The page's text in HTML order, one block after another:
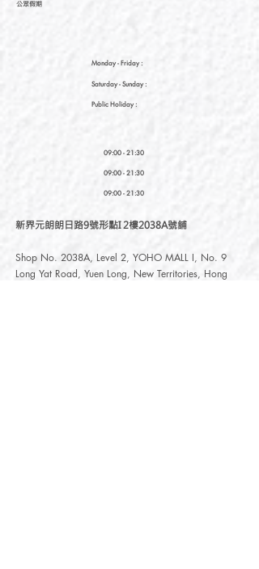
公眾假期
Monday - Friday :
Saturday- Sunday :
Public Holiday :
09:00 - 21:30
09:00 - 21:30
09:00 - 21:30
新界元朗朗日路9號形點I 2樓2038A號舖
Shop No. 2038A, Level 2, YOHO MALL I, No. 9
Long Yat Road, Yuen Long, New Territories, Hong